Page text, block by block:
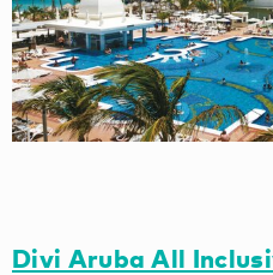
Divi Aruba All